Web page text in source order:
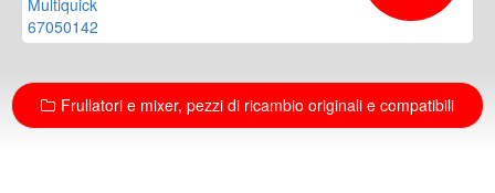
Frullatori e mixer, pezzi di ricambio originali e compatibili